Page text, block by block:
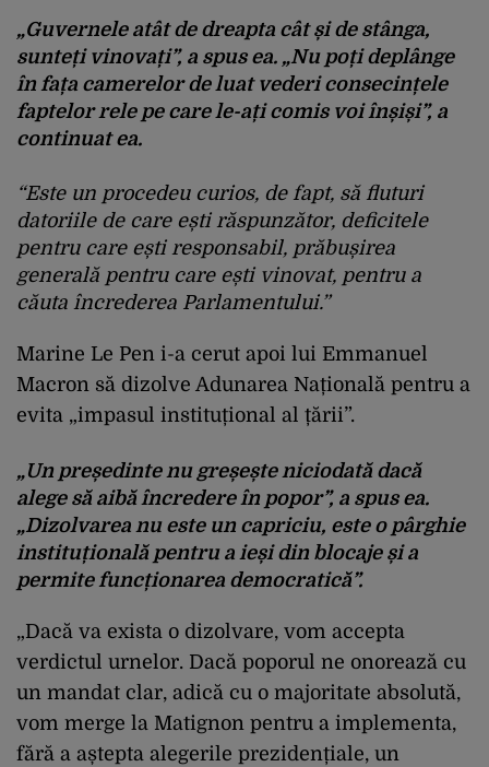
„Guvernele atât de dreapta cât și de stânga,
sunteți vinovați”, a spus ea. „Nu poți deplânge
în fața camerelor de luat vederi consecințele
faptelor rele pe care le-ați comis voi înșiși”, a
continuat ea.
“Este un procedeu curios, de fapt, să fluturi
datoriile de care ești răspunzător, deficitele
pentru care ești responsabil, prăbușirea
generală pentru care ești vinovat, pentru a
căuta încrederea Parlamentului.”
Marine Le Pen i-a cerut apoi lui Emmanuel
Macron să dizolve Adunarea Națională pentru a
evita „impasul instituțional al țării”.
„Un președinte nu greșește niciodată dacă
alege să aibă încredere în popor”, a spus ea.
„Dizolvarea nu este un capriciu, este o pârghie
instituțională pentru a ieși din blocaje și a
permite funcționarea democratică”.
„Dacă va exista o dizolvare, vom accepta
verdictul urnelor. Dacă poporul ne onorează cu
un mandat clar, adică cu o majoritate absolută,
vom merge la Matignon pentru a implementa,
fără a aștepta alegerile prezidențiale, un